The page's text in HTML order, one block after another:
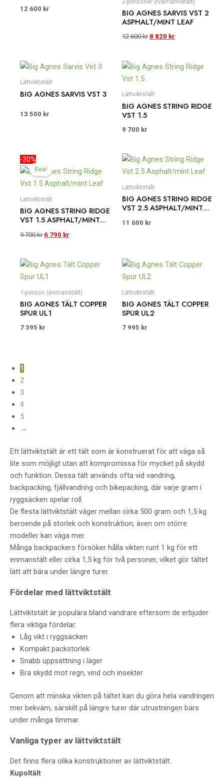
12 600 kr
BIG AGNES SARVIS VST 2
ASPHALT/MINT LEAF
12 600kr
600 kr.
8 820 kr
820 kr.
Lättviktstält
BIG AGNES SARVIS VST 3
13 500 kr
Lättviktstält
BIG AGNES STRING RIDGE
VST 1.5
9 700 kr
-30%
Rea!
Lättviktstält
BIG AGNES STRING RIDGE
VST 1.5 ASPHALT/MINT
9 700kr
ursprungliga
priset
var:
700 kr.
6 790 kr
priset
är:
Lättviktstält
BIG AGNES STRING RIDGE
VST 2.5 ASPHALT/MINT
11 600 kr
1-person (enmanstält)
BIG AGNES TÄLT COPPER
SPUR UL1
7 395 kr
Lättviktstält
BIG AGNES TÄLT COPPER
SPUR UL2
7 995 kr
1
2
3
4
5
→
Ett lättviktstält är ett tält som är konstruerat för att väga så
lite som möjligt utan att kompromissa för mycket på skydd
och funktion. Dessa tält används ofta vid vandring,
backpacking, fjällvandring och bikepacking, där varje gram i
ryggsäcken spelar roll.
De flesta lättviktstält väger mellan cirka 500 gram och 1,5 kg
beroende på storlek och konstruktion, även om större
modeller kan väga mer.
Många backpackers försöker hålla vikten runt 1 kg för ett
enmanstält eller cirka 1,5 kg för två personer, vilket gör tältet
lätt att bära under längre turer.
Fördelar med lättviktstält
Lättviktstält är populära bland vandrare eftersom de erbjuder
flera viktiga fördelar:
Låg vikt i ryggsäcken
Kompakt packstorlek
Snabb uppsättning i läger
Bra skydd mot regn, vind och insekter
Genom att minska vikten på tältet kan du göra hela vandringen
mer bekväm, särskilt på längre turer där utrustningen bärs
under många timmar.
Vanliga typer av lättviktstält
Det finns flera olika konstruktioner av lättviktstält:
Kupoltält